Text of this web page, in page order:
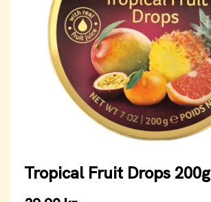
Tropical Fruit Drops 200g